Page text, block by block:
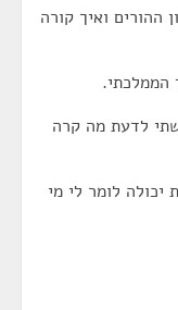
ההורים ואיך קורה
הממלכתי.
לדעת מה קרה
לומר לי מי